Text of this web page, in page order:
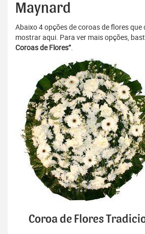
Maynard
Abaixo 4 opções de coroas de flores
mostrar aqui. Para ver mais opções,
Coroas de Flores”.
Coroa de Flores